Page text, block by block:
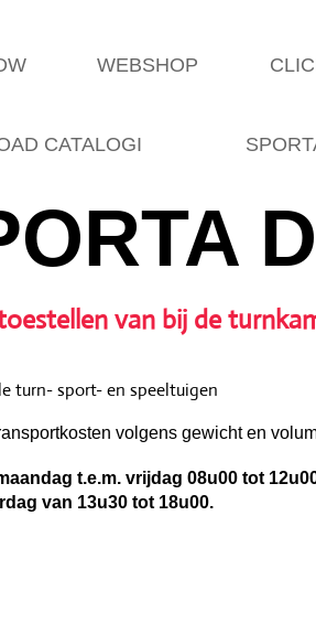
WEBSHOP
CATALOGI
van bij de
volgens gewicht en
turn- sport- en speeltuigen
t.e.m. vrijdag 08u00 tot
tot 18u00.